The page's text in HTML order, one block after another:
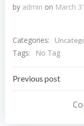
by admin on March
Categories:
Tags: No Tag
Post
Previous post